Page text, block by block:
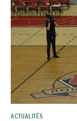
ACTUALITÉS